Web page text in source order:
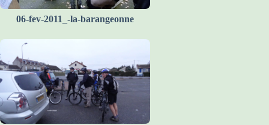
06-fev-2011_-la-barangeonne